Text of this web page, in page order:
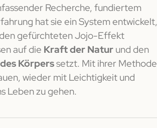
Recherche, fundiertem
hat sie ein System entwickelt,
gefürchteten Jojo-Effekt
auf die Kraft der Naturund den
Körperssetzt. Mit ihrer Methode
wieder mit Leichtigkeit und
Leben zu gehen.